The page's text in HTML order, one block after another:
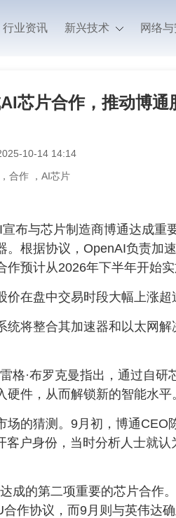
行业资讯 新兴技术 网络
芯片合作，推动博通
10-14 14:14
， 合作 ， AI芯片
与芯片制造商博通达成重
。根据协议，OpenAI负责加
预计从2026年下半年开始实
在盘中交易时段大幅上涨超
将整合其加速器和以太网解
·布罗克曼指出，通过自研
件，从而解锁新的智能水平
的猜测。9月初，博通CEO
客户身份，当时分析人士就认
的第二项重要的芯片合作
作协议，而9月则与英伟达